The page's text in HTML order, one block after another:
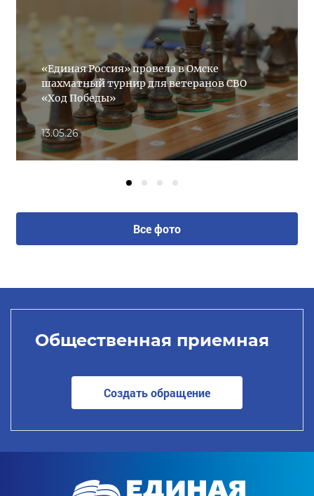
«Единая Россия» провела в Омске
шахматный турнир для ветеранов СВО
«Ход Победы»
13.05.26
Все фото
Общественная приемная
Создать обращение